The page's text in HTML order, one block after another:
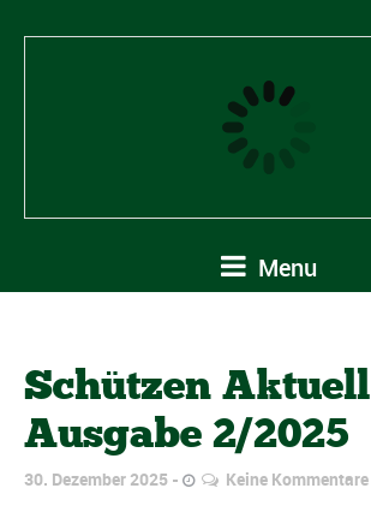
Menu
Schützen Aktuell
Ausgabe 2/2025
30. Dezember 2025 Keine Kommentare